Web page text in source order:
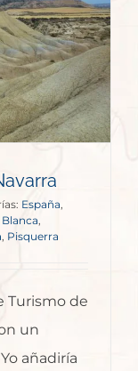
España
, Pisquerra
Turismo de
un
añadiría